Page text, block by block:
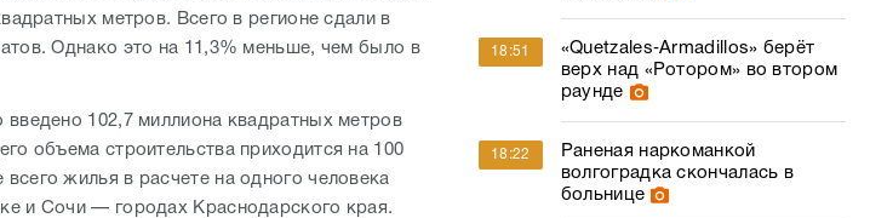
метров. Всего в регионе сдали в
Однако это на 11,3% меньше, чем было в
102,7 миллиона квадратных метров
объема строительства приходится на 100
жилья в расчете на одного человека
и Сочи — городах Краснодарского края.
18:51
«Quetzales‑Armadillos» берёт
верх над «Ротором» во втором
раунде
18:22
Раненая наркоманкой
волгоградка скончалась в
больнице